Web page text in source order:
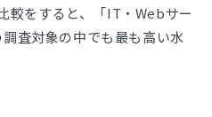
較をすると、「IT・Webサー
査対象の中でも最も高い水